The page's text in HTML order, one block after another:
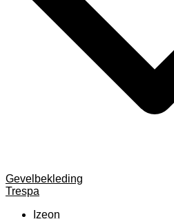
Gevelbekleding
Trespa
Izeon